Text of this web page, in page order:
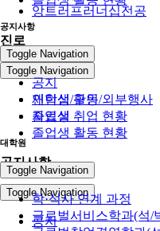
공지사항
Toggle Navigation
공지
인턴십/구인/외부행사
자료실
대학원
Toggle Navigation
학·석사 연계 과정
글로벌서비스학과(석/
앙트러프러너십전공
진로
Toggle Navigation
재학생 활동
졸업생 취업 현황
졸업생 활동 현황
공지사항
Toggle Navigation
공지